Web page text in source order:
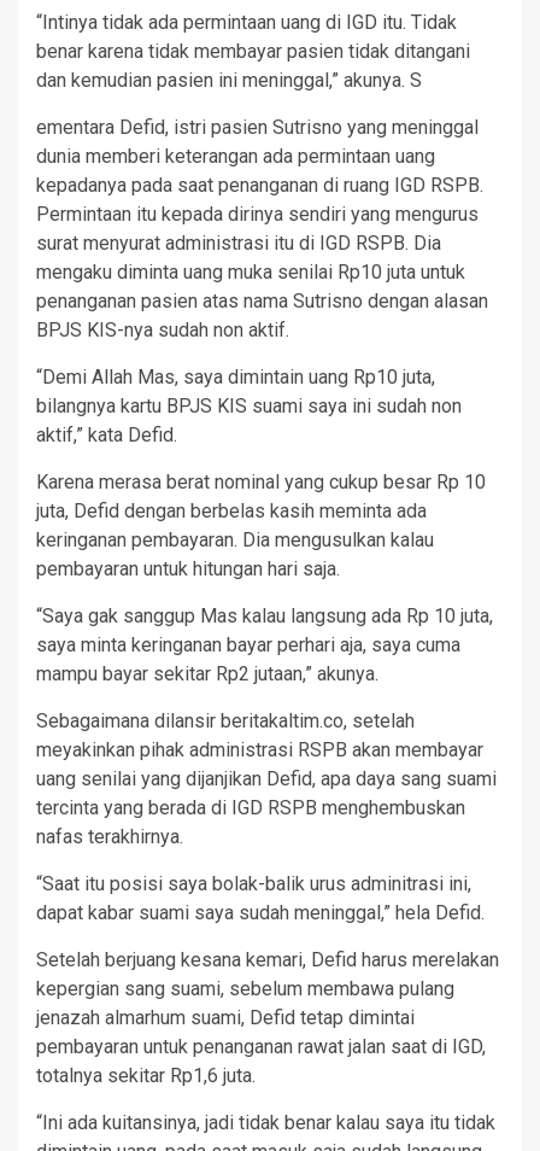
“Intinya tidak ada permintaan uang di IGD itu. Tidak
benar karena tidak membayar pasien tidak ditangani
dan kemudian pasien ini meninggal,” akunya. S
ementara Defid, istri pasien Sutrisno yang meninggal
dunia memberi keterangan ada permintaan uang
kepadanya pada saat penanganan di ruang IGD RSPB.
Permintaan itu kepada dirinya sendiri yang mengurus
surat menyurat administrasi itu di IGD RSPB. Dia
mengaku diminta uang muka senilai Rp10 juta untuk
penanganan pasien atas nama Sutrisno dengan alasan
BPJS KIS-nya sudah non aktif.
“Demi Allah Mas, saya dimintain uang Rp10 juta,
bilangnya kartu BPJS KIS suami saya ini sudah non
aktif,” kata Defid.
Karena merasa berat nominal yang cukup besar Rp 10
juta, Defid dengan berbelas kasih meminta ada
keringanan pembayaran. Dia mengusulkan kalau
pembayaran untuk hitungan hari saja.
“Saya gak sanggup Mas kalau langsung ada Rp 10 juta,
saya minta keringanan bayar perhari aja, saya cuma
mampu bayar sekitar Rp2 jutaan,” akunya.
Sebagaimana dilansir beritakaltim.co, setelah
meyakinkan pihak administrasi RSPB akan membayar
uang senilai yang dijanjikan Defid, apa daya sang suami
tercinta yang berada di IGD RSPB menghembuskan
nafas terakhirnya.
“Saat itu posisi saya bolak-balik urus adminitrasi ini,
dapat kabar suami saya sudah meninggal,” hela Defid.
Setelah berjuang kesana kemari, Defid harus merelakan
kepergian sang suami, sebelum membawa pulang
jenazah almarhum suami, Defid tetap dimintai
pembayaran untuk penanganan rawat jalan saat di IGD,
totalnya sekitar Rp1,6 juta.
“Ini ada kuitansinya, jadi tidak benar kalau saya itu tidak